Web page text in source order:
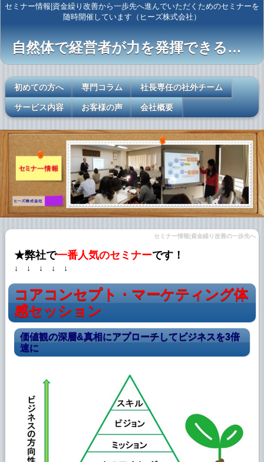
セミナー情報|資金繰り改善から一歩先へ進んでいただくためのセミナーを
随時開催しています（ヒーズ株式会社）
自然体で経営者が力を発揮できるレールを敷く
初めての方へ 専門コラム 社長専任の社外チーム
サービス内容 お客様の声 会社概要
セミナー情報|資金繰り改善の一歩先へ
★弊社で一番人気のセミナーです！
↓ ↓ ↓ ↓ ↓
コアコンセプト・マーケティング体
感セッション
価値観の深層&真相にアプローチしてビジネスを3倍
速に